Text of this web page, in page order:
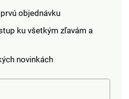
objednávku
ku všetkým zľavám a
novinkách